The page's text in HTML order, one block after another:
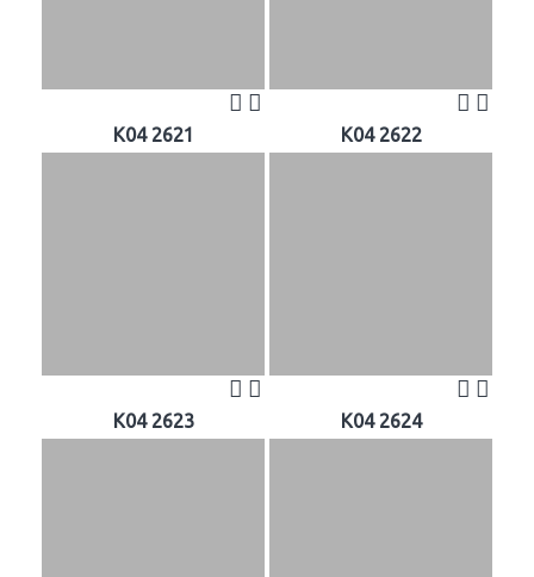
K04 2621 K04 2622
K04 2623 K04 2624